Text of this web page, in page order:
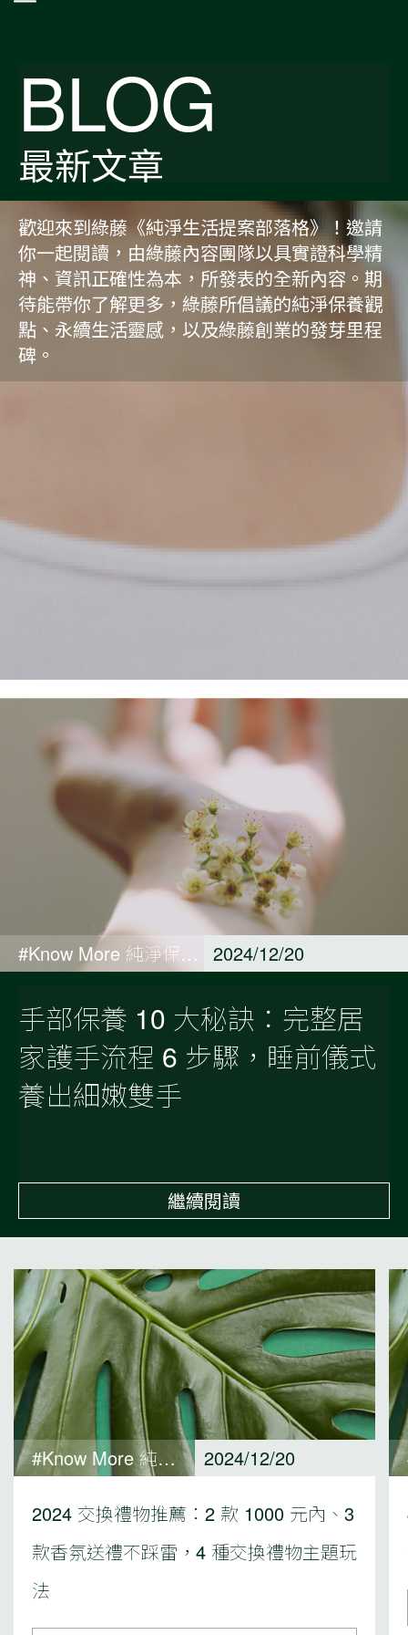
BLOG
最新文章
歡迎來到綠藤《純淨生活提案部落格》！邀請
你一起閱讀，由綠藤內容團隊以具實證科學精
神、資訊正確性為本，所發表的全新內容。期
待能帶你了解更多，綠藤所倡議的純淨保養觀
點、永續生活靈感，以及綠藤創業的發芽里程
碑。
#Know More 純淨保養觀點 2024/12/20
手部保養 10 大秘訣：完整居
家護手流程 6 步驟，睡前儀式
養出細嫩雙手
繼續閱讀
#Know More 純淨保養觀點 2024/12/20
2024 交換禮物推薦：2 款 1000 元內、3
款香氛送禮不踩雷，4 種交換禮物主題玩
法